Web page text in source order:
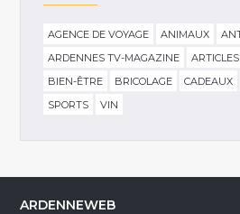
AGENCE DE VOYAGE ANIMAUX
ARDENNES TV-MAGAZINE
BIEN-ÊTRE
BRICOLAGE CADEAUX
SPORTS
VIN
ARDENNEWEB